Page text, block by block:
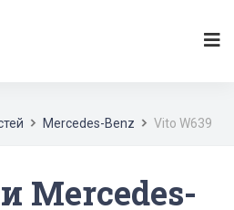
Mercedes-Benz Vito W639
Mercedes-